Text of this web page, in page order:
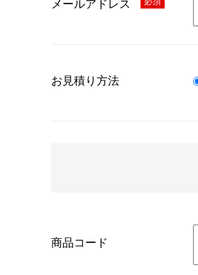
メールアドレス
お見積り方法
商品コード